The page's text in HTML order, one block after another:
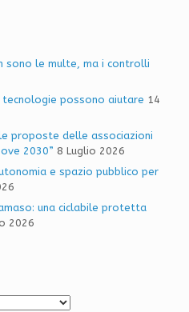
sono le multe, ma i controlli
tecnologie possono aiutare 14
proposte delle associazioni
2030” 8 Luglio 2026
e spazio pubblico per
una ciclabile protetta
2026